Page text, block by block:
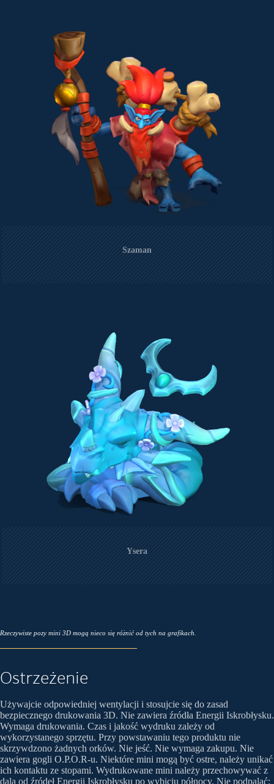
Szaman
Ysera
Rzeczywiste pozy mini 3D mogą nieco się różnić od tych na grafikach.
Ostrzeżenie
Używajcie odpowiedniej wentylacji i stosujcie się do zasad
bezpiecznego drukowania 3D. Nie zawiera źródła Energii Iskrobłysku.
Wymaga drukowania. Czas i jakość wydruku zależy od
wykorzystanego sprzętu. Przy powstawaniu tego produktu nie
skrzywdzono żadnych orków. Nie jeść. Nie wymaga zakupu. Nie
zawiera gogli O.P.O.R-u. Niektóre mini mogą być ostre, należy unikać
ich kontaktu ze stopami. Wydrukowane mini należy przechowywać z
dala od źródeł Energii Iskrobłysku po wybiciu północy. Nie podpalać;